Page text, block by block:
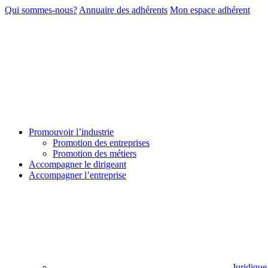
Qui sommes-nous? Annuaire des adhérents Mon espace adhérent
Promouvoir l’industrie
Promotion des entreprises
Promotion des métiers
Accompagner le dirigeant
Accompagner l’entreprise